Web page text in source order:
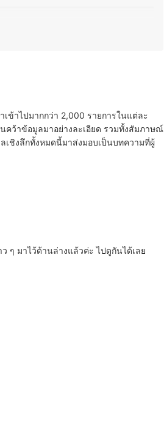
ข้าไปมากกว่า 2,000 รายการในแต่ละ
คว้าข้อมูลมาอย่างละเอียด รวมทั้งสัมภาษณ์
ชิงลึกทั้งหมดนี้มาส่งมอบเป็นบทความที่ผู้
ๆ มาไว้ด้านล่างแล้วค่ะ ไปดูกันได้เลย